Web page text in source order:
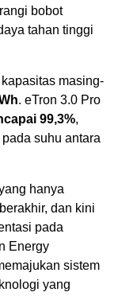
bobot
tahan tinggi
masing-
. eTron 3.0 Pro
99,3%,
suhu antara
hanya
dan kini
pada
Energy
sistem
yang